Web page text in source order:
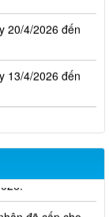
20/4/2026 đến
13/4/2026 đến
đã cấp cho